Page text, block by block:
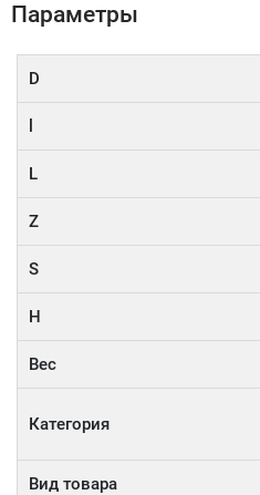
Параметры
D
L
Z
S
H
Вес
Категория
Вид товара